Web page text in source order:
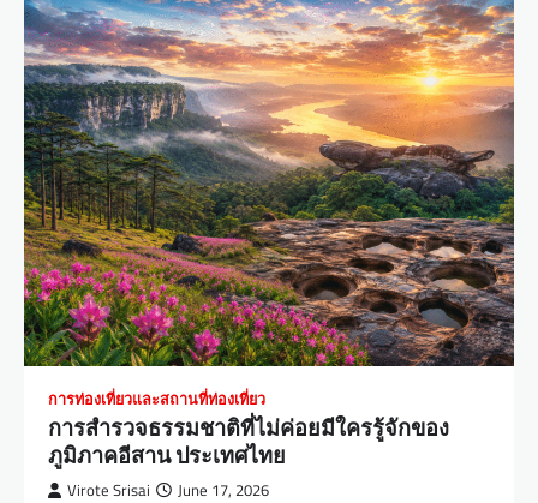
การท่องเที่ยวและสถานที่ท่องเที่ยว
การสำรวจธรรมชาติที่ไม่ค่อยมีใครรู้จักของ
ภูมิภาคอีสาน ประเทศไทย
Virote Srisai June 17, 2026